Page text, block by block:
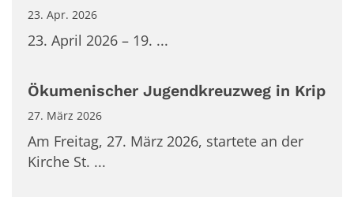
23. Apr. 2026
23. April 2026 – 19. ...
Ökumenischer Jugendkreuzweg in Krip
27. März 2026
Am Freitag, 27. März 2026, startete an der
Kirche St. ...